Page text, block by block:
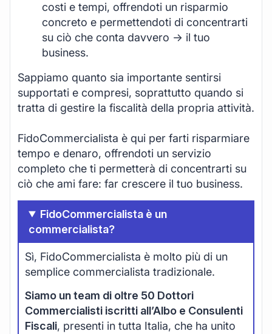
costi e tempi, offrendoti un risparmio
concreto e permettendoti di concentrarti
su ciò che conta davvero -> il tuo
business.
Sappiamo quanto sia importante sentirsi
supportati e compresi, soprattutto quando si
tratta di gestire la fiscalità della propria attività.
FidoCommercialista è qui per farti risparmiare
tempo e denaro, offrendoti un servizio
completo che ti permetterà di concentrarti su
ciò che ami fare: far crescere il tuo business.
FidoCommercialista è un
commercialista?
Sì, FidoCommercialista è molto più di un
semplice commercialista tradizionale.
Siamo un team di oltre 50 Dottori
Commercialisti iscritti all’Albo e Consulenti
Fiscali, presenti in tutta Italia, che ha unito